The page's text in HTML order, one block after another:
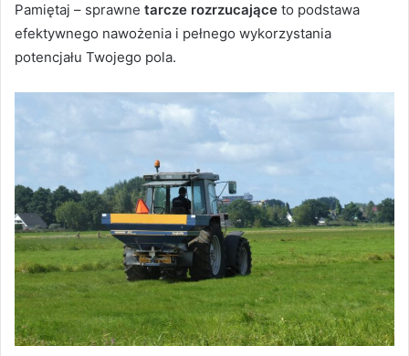
Pamiętaj – sprawne tarcze rozrzucające to podstawa
efektywnego nawożenia i pełnego wykorzystania
potencjału Twojego pola.